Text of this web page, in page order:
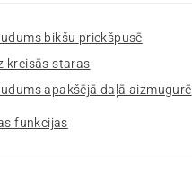
Elastīgs audums bikšu priekšpusē
kreisās staras
apakšējā daļā aizmugurē
funkcijas